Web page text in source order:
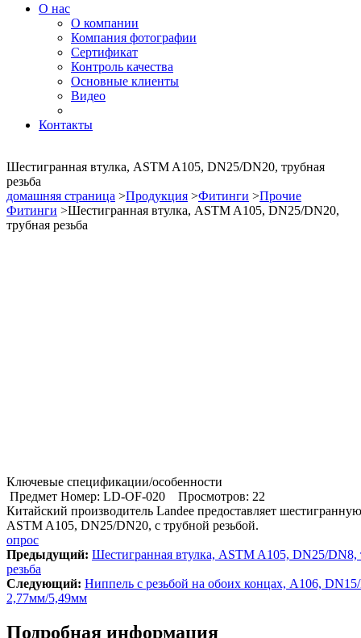
О нас
О компании
Компания фотографии
Сертификат
Контроль качества
Основные клиенты
Видео
Контакты
Шестигранная втулка, ASTM A105, DN25/DN20, трубная
резьба
домашняя страница >Продукция >Фитинги >Прочие
Фитинги >Шестигранная втулка, ASTM A105, DN25/DN20,
трубная резьба
Ключевые спецификации/особенности
Предмет Номер: LD-OF-020
Просмотров: 22
Китайский производитель Landee предоставляет
ASTM A105, DN25/DN20, с трубной резьбой.
опрос
Предыдущий: Шестигранная втулка, ASTM A105, DN25/DN8,
резьба
Cледующий: Ниппель с резьбой на обоих концах, A106,
2,77мм/5,49мм
Подробная информация